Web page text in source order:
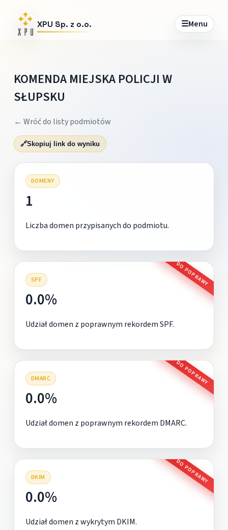
XPU Sp. z o.o. ☰Menu
KOMENDA MIEJSKA POLICJI W
SŁUPSKU
← Wróć do listy podmiotów
🔗Skopiuj link do wyniku
DOMENY
1
Liczba domen przypisanych do podmiotu.
SPF DO POPRAWY
0.0%
Udział domen z poprawnym rekordem SPF.
DMARC DO POPRAWY
0.0%
Udział domen z poprawnym rekordem DMARC.
DKIM DO POPRAWY
0.0%
Udział domen z wykrytym DKIM.